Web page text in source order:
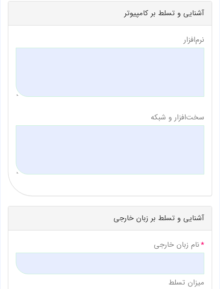
آشنایی و تسلط بر کامپیوتر
نرم‌افزار
سخت‌افزار و شبکه
آشنایی و تسلط بر زبان خارجی
نام زبان خارجی
میزان تسلط